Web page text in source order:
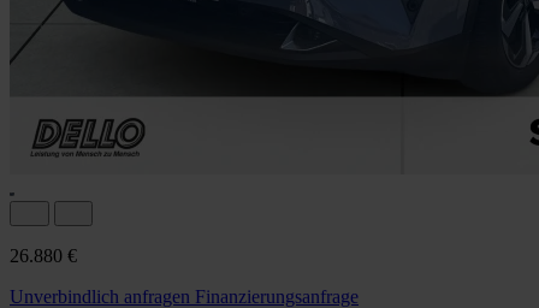
26.880 €
Unverbindlich anfragen Finanzierungsanfrage